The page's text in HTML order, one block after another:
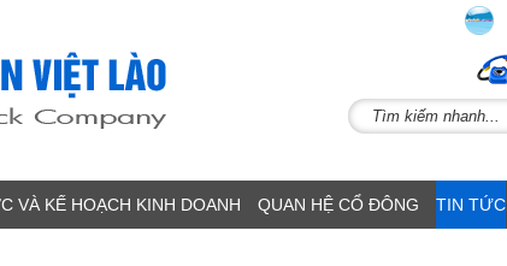
VÀ KẾ HOẠCH KINH DOANH QUAN HỆ CỔ ĐÔNG TIN TỨC